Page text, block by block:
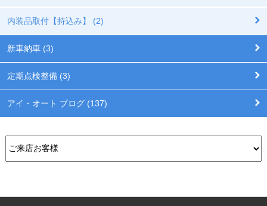
内装品取付【持込み】 (2)
新車納車 (3)
定期点検整備 (3)
アイ・オート ブログ (137)